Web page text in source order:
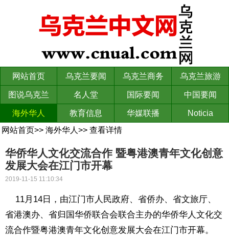
网站首页 乌克兰要闻 乌克兰商务 乌克兰旅游
图说乌克兰 名人堂 国际要闻 中国要闻
海外华人 教育信息 华媒联播
Noticia
网站首页>> 海外华人 >> 查看详情
华侨华人文化交流合作 暨粤港澳青年文化创意
发展大会在江门市开幕
2019-11-15 11:10:34
11月14日，由江门市人民政府、省侨办、省文旅厅、
省港澳办、省归国华侨联合会联合主办的华侨华人文化交
流合作暨粤港澳青年文化创意发展大会在江门市开幕。